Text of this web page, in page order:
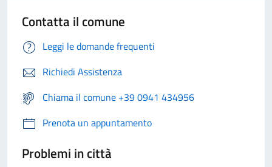
Contatta il comune
Leggi le domande frequenti
Richiedi Assistenza
Chiama il comune +39 0941 434956
Prenota un appuntamento
Problemi in città